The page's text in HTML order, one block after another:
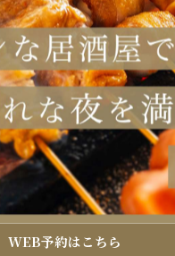
2026/07/31
2026/07/24
WEB予約はこちら